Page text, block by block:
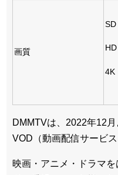
画質
SD
4K
DMMTVは、2022年12
VOD（動画配信サービス
映画・アニメ・ドラマ